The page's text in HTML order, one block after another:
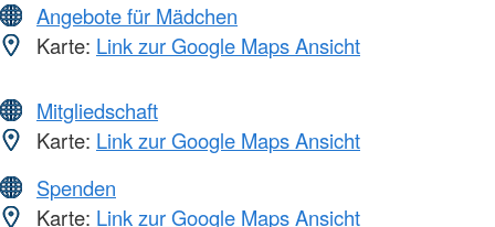
Angebote für Mädchen
Karte: Link zur Google Maps Ansicht
Mitgliedschaft
Karte: Link zur Google Maps Ansicht
Spenden
Karte: Link zur Google Maps Ansicht